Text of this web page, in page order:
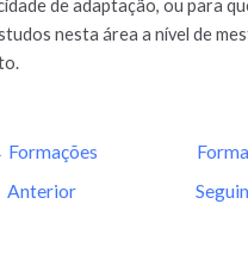
de adaptação, ou para
nesta área a nível de
Formações
Anterior